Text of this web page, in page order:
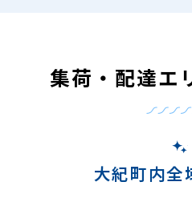
集荷・配達エ
大紀町内全